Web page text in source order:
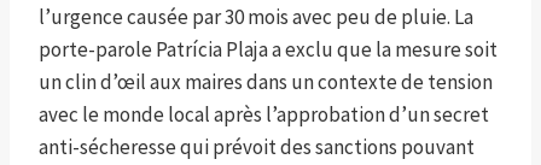
l’urgence causée par 30 mois avec peu de pluie. La
porte-parole Patrícia Plaja a exclu que la mesure soit
un clin d’œil aux maires dans un contexte de tension
avec le monde local après l’approbation d’un secret
anti-sécheresse qui prévoit des sanctions pouvant